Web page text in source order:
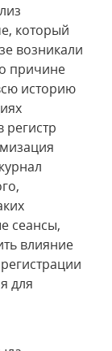
который
возникали
причине
историю
регистр
сеансы,
влияние
для